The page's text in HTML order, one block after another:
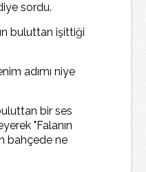
sordu.
buluttan işittiği
adımı niye
bir ses
"Falanın
bahçede ne